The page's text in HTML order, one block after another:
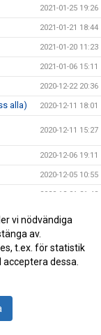
2021-01-25 19:26
2021-01-21 18:44
2021-01-20 11:23
2021-01-06 15:11
2020-12-22 20:36
alla) 2020-12-11 18:01
2020-12-11 15:27
2020-12-06 19:11
2020-12-05 10:55
2020-12-01 21:48
20! 2020-11-24 21:02
2020-10-31 12:32
vi nödvändiga
av.
t.ex. för statistik
dessa.